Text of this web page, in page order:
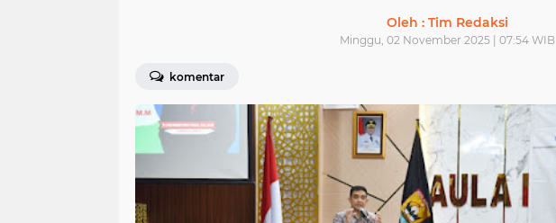
Oleh : Tim Redaksi
Minggu, 02 November 2025 | 07:54 WIB
komentar